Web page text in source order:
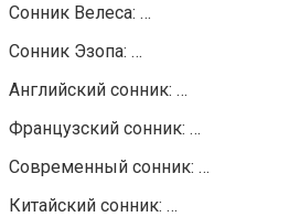
Сонник Велеса: …
Сонник Эзопа: …
Английский сонник: …
Французский сонник: …
Современный сонник: …
Китайский сонник: …